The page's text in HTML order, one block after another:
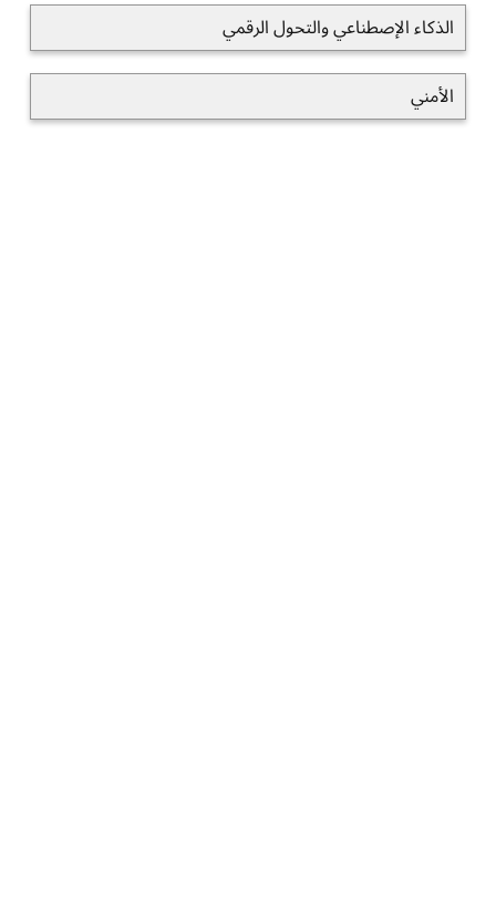
الذكاء الإصطناعي والتحول الرقمي
الأمني